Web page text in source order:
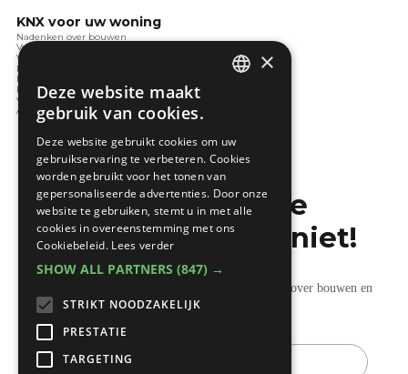
KNX voor uw woning
Nadenken over bouwen
Verwarming
Ventileren
Koeling
Elektrotechnieken
Renoveren
Verlichting
Audio en video
Mis de laatste
bouwnieuwtjes niet!
Ontvang onze wekelijkse updates vol nuttige tips over bouwen en
verbouwen.
E-
mail
×
Deze website maakt
gebruik van cookies.
Deze website gebruikt cookies om uw
gebruikservaring te verbeteren. Cookies
worden gebruikt voor het tonen van
gepersonaliseerde advertenties. Door onze
website te gebruiken, stemt u in met alle
cookies in overeenstemming met ons
Cookiebeleid. Lees verder
SHOW ALL PARTNERS (847) →
STRIKT NOODZAKELIJK
PRESTATIE
TARGETING